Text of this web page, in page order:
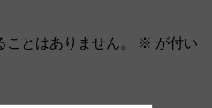
とはありません。 ※ が付い